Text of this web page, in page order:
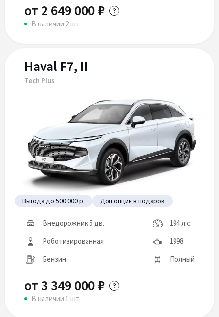
от 2 649 000 ₽
В наличии 2 шт
Haval F7, II
Tech Plus
Выгода до 500 000 р. Доп.опции в подарок
Внедорожник 5 дв.
194 л.с.
Роботизированная
1998
Бензин
Полный
от 3 349 000 ₽
В наличии 1 шт